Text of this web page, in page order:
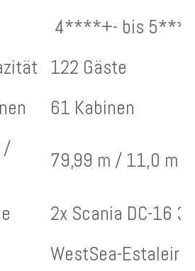
4****+- bis
122 Gäste
61 Kabinen
/
79,99 m / 11,0 m /
2x Scania DC-16
WestSea-